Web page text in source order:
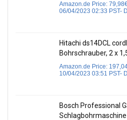
Amazon.de Price: 79,98
06/04/2023 02:33 PST-
Hitachi ds14DCL
Bohrschrauber, 2 x
Amazon.de Price:
10/04/2023 03:51 PST-
Bosch Professional